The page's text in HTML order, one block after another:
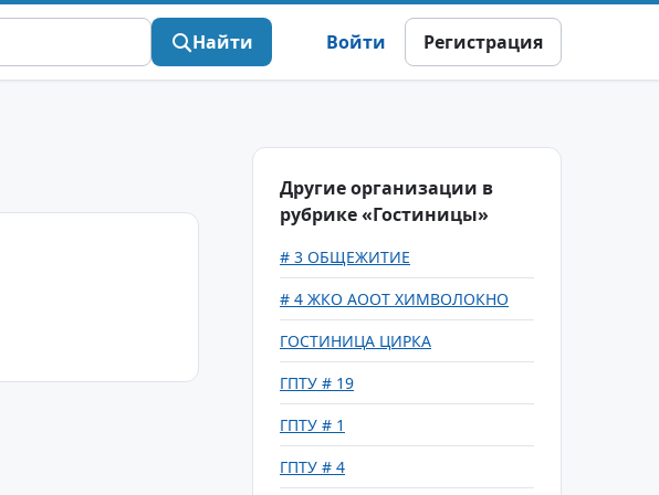
Найти Войти Регистрация
Другие организации в
рубрике «Гостиницы»
# 3 ОБЩЕЖИТИЕ
# 4 ЖКО АООТ ХИМВОЛОКНО
ГОСТИНИЦА ЦИРКА
ГПТУ # 19
ГПТУ # 1
ГПТУ # 4